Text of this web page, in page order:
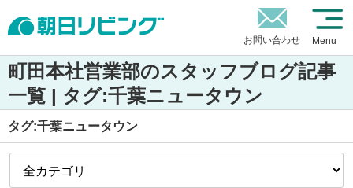
お問い合わせ Menu
町田本社営業部のスタッフブログ記事
一覧 | タグ:千葉ニュータウン
タグ:千葉ニュータウン